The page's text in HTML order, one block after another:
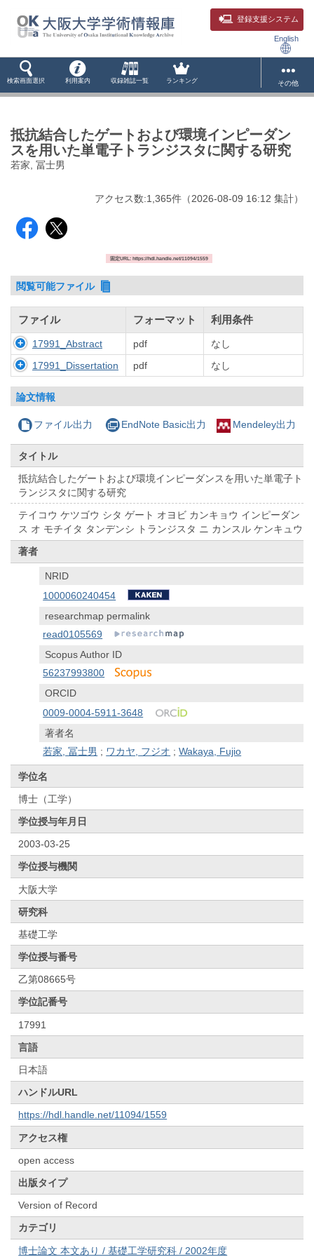
登録支援システム
English
検索画面選択 利用案内 収録雑誌一覧 ランキング その他
抵抗結合したゲートおよび環境インピーダン
スを用いた単電子トランジスタに関する研究
若家, 冨士男
アクセス数:1,365件 （2026-08-09 16:12 集計）
固定URL: https://hdl.handle.net/11094/1559
閲覧可能ファイル
ファイル フォーマット 利用条件
17991_Abstract pdf
なし
17991_Dissertation
pdf なし
論文情報
ファイル出力 EndNote Basic出力 Mendeley出力
タイトル
抵抗結合したゲートおよび環境インピーダンスを用いた単電子ト
ランジスタに関する研究
テイコウ ケツゴウ シタ ゲート オヨビ カンキョウ インピーダン
ス オ モチイタ タンデンシ トランジスタ ニ カンスル ケンキュウ
著者
NRID
1000060240454
researchmap permalink
read0105569
Scopus Author ID
56237993800
ORCID
0009-0004-5911-3648
著者名
若家, 冨士男 ; ワカヤ, フジオ ;Wakaya, Fujio
学位名
博士（工学）
学位授与年月日
2003-03-25
学位授与機関
大阪大学
研究科
基礎工学
学位授与番号
乙第08665号
学位記番号
17991
言語
日本語
ハンドルURL
https://hdl.handle.net/11094/1559
アクセス権
open access
出版タイプ
Version of Record
カテゴリ
博士論文 本文あり / 基礎工学研究科 / 2002年度